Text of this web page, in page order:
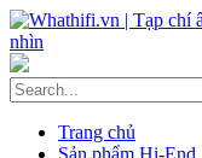
Trang chủ
Sản phẩm Hi-End